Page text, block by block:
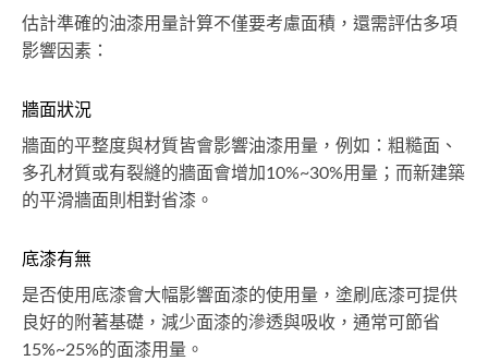
估計準確的油漆用量計算不僅要考慮面積，還需評估多項
影響因素：
牆面狀況
牆面的平整度與材質皆會影響油漆用量，例如：粗糙面、
多孔材質或有裂縫的牆面會增加10%~30%用量；而新建築
的平滑牆面則相對省漆。
底漆有無
是否使用底漆會大幅影響面漆的使用量，塗刷底漆可提供
良好的附著基礎，減少面漆的滲透與吸收，通常可節省
15%~25%的面漆用量。